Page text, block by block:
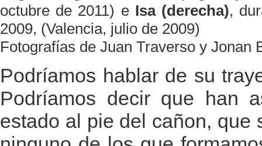
octubre de 2011) e Isa (derecha),
2009, (Valencia, julio de 2009)
Fotografías de Juan Traverso y Jonan
Podríamos hablar de su
Podríamos decir que han
estado al pie del cañon,